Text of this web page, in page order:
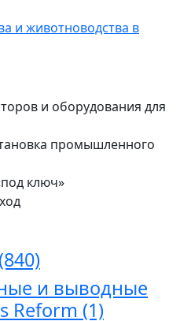
и оборудования для
промышленного
ключ»
(840)
и выводные
Reform (1)